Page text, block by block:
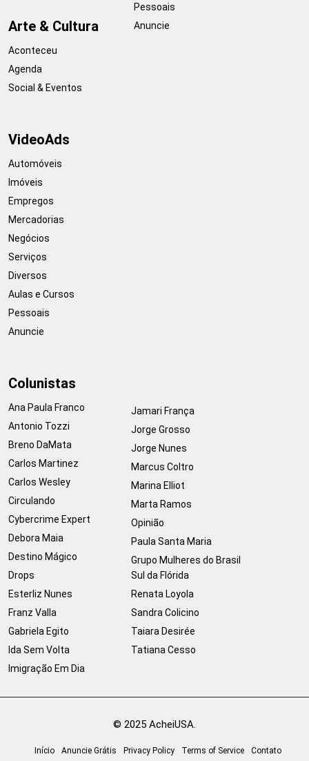
Arte & Cultura
Aconteceu
Agenda
Social & Eventos
Pessoais
Anuncie
VideoAds
Automóveis
Imóveis
Empregos
Mercadorias
Negócios
Serviços
Diversos
Aulas e Cursos
Pessoais
Anuncie
Colunistas
Ana Paula Franco
Antonio Tozzi
Breno DaMata
Carlos Martinez
Carlos Wesley
Circulando
Cybercrime Expert
Debora Maia
Destino Mágico
Drops
Esterliz Nunes
Franz Valla
Gabriela Egito
Ida Sem Volta
Imigração Em Dia
Jamari França
Jorge Grosso
Jorge Nunes
Marcus Coltro
Marina Elliot
Marta Ramos
Opinião
Paula Santa Maria
Grupo Mulheres do Brasil
Sul da Flórida
Renata Loyola
Sandra Colicino
Taiara Desirée
Tatiana Cesso
© 2025 AcheiUSA.
Início Anuncie Grátis Privacy Policy Terms of Service Contato